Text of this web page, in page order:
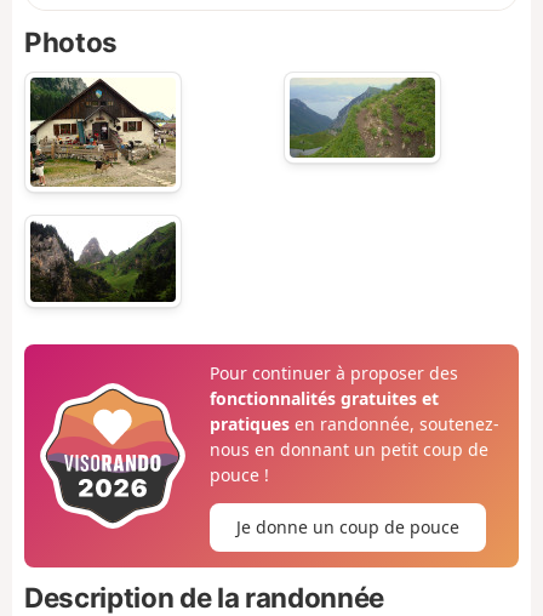
Photos
Pour continuer à proposer des
fonctionnalités gratuites et
pratiquesen randonnée, soutenez-
nous en donnant un petit coup de
pouce !
Je donne un coup de pouce
Description de la randonnée